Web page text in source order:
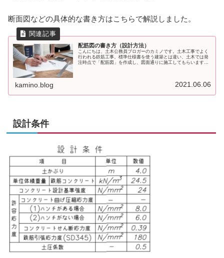
断面図などの具体的な書き方はこちらで解説しました。
配筋図の書き方（設計方法）
こんにちは、土木公務員ブロガーのカミノです。土木工事でよく
行われる鉄筋工事。標準仕様書を使う建築とは違い、土木では発
注時点で「配筋図」を作成し、図面通りに施工してもらいます。
kamino.blog 2021.06.06
設計条件